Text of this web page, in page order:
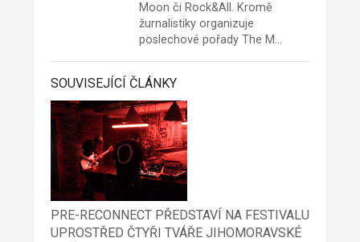
Moon či Rock&All. Kromě
žurnalistiky organizuje
poslechové pořady The M…
SOUVISEJÍCÍ ČLÁNKY
PRE-RECONNECT PŘEDSTAVÍ NA FESTIVALU
UPROSTŘED ČTYŘI TVÁŘE JIHOMORAVSKÉ